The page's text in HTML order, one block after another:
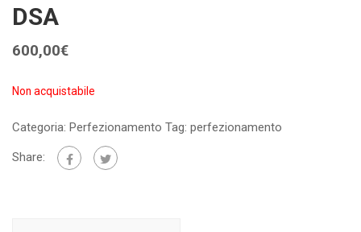
DSA
600,00€
Non acquistabile
Categoria: Perfezionamento Tag: perfezionamento
Share: